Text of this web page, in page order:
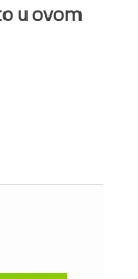
u ovom